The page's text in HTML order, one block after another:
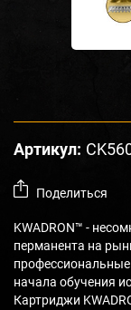
Артикул:
Поделиться
KWADRON™ -
перманента на
начала обучения
Картриджи